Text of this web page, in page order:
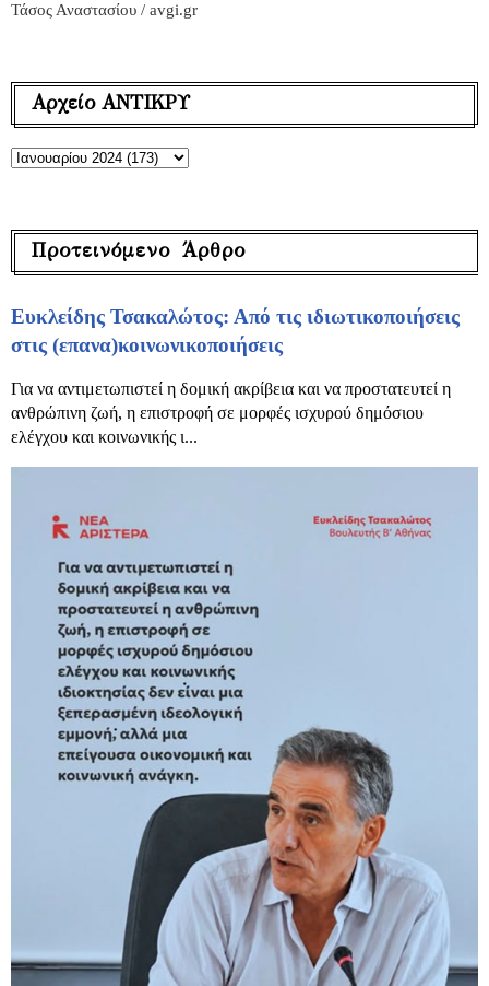
Τάσος Αναστασίου / avgi.gr
Αρχείο ΑΝΤΙΚΡΥ
Προτεινόμενο Άρθρο
Ευκλείδης Τσακαλώτος: Από τις ιδιωτικοποιήσεις
στις (επανα)κοινωνικοποιήσεις
Για να αντιμετωπιστεί η δομική ακρίβεια και να προστατευτεί η
ανθρώπινη ζωή, η επιστροφή σε μορφές ισχυρού δημόσιου
ελέγχου και κοινωνικής ι...